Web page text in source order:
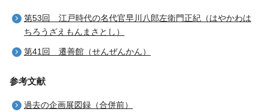
第53回 江戸時代の名代官早川八郎左衛門正紀（はやかわは
ちろうざえもんまさとし）
第41回 遷善館（せんぜんかん）
参考文献
過去の企画展図録（合併前）